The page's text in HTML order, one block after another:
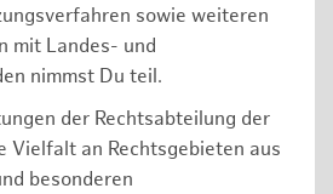
sowie weiteren
mit Landes- und
nimmst Du teil.
der Rechtsabteilung der
Vielfalt an Rechtsgebieten aus
besonderen